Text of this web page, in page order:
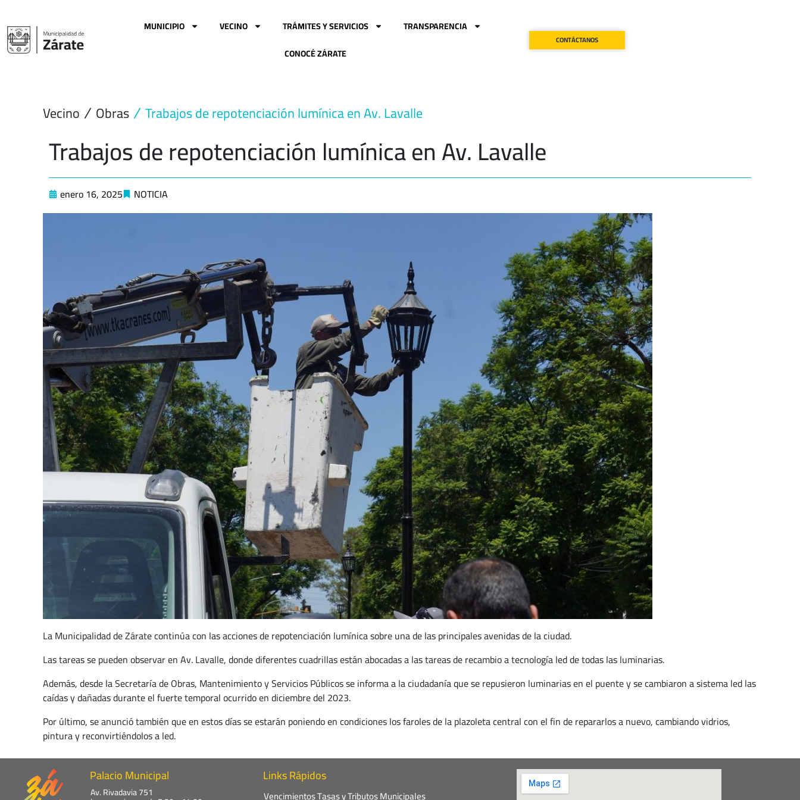
contenido
MUNICIPIO VECINO TRÁMITES Y SERVICIOS
TRANSPARENCIA
CONOCÉ ZÁRATE
CONTÁCTANOS
Vecino Obras Trabajos de repotenciación lumínica en Av. Lavalle
Trabajos de repotenciación lumínica en Av. Lavalle
enero 16, 2025 NOTICIA
La Municipalidad de Zárate continúa con las acciones de repotenciación lumínica sobre una de las principales avenidas de la ciudad.
Las tareas se pueden observar en Av. Lavalle, donde diferentes cuadrillas están abocadas a las tareas de recambio a tecnología led de todas las luminarias.
Además, desde la Secretaría de Obras, Mantenimiento y Servicios Públicos se informa a la ciudadanía que se repusieron luminarias en el puente y se cambiaron a sistema led las
caídas y dañadas durante el fuerte temporal ocurrido en diciembre del 2023.
Por último, se anunció también que en estos días se estarán poniendo en condiciones los faroles de la plazoleta central con el fin de repararlos a nuevo, cambiando vidrios,
pintura y reconvirtiéndolos a led.
Palacio Municipal
Av. Rivadavia 751
Links Rápidos
Vencimientos Tasas y Tributos Municipales